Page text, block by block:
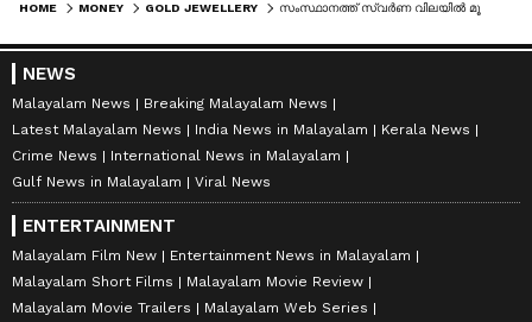
HOME MONEY GOLD JEWELLERY
NEWS
Malayalam News
Breaking Malayalam News
Latest Malayalam News
India News in Malayalam
Kerala News
Crime News
International News in Malayalam
Gulf News in Malayalam
Viral News
ENTERTAINMENT
Malayalam Film New
Entertainment News in Malayalam
Malayalam Short Films
Malayalam Movie Review
Malayalam Movie Trailers
Malayalam Web Series